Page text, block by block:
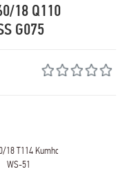
18 Q110
G075
18 T114 Kumho
WS-51